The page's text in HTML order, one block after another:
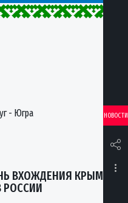
- Югра НОВОСТИ
ВХОЖДЕНИЯ КРЫМА
РОССИИ